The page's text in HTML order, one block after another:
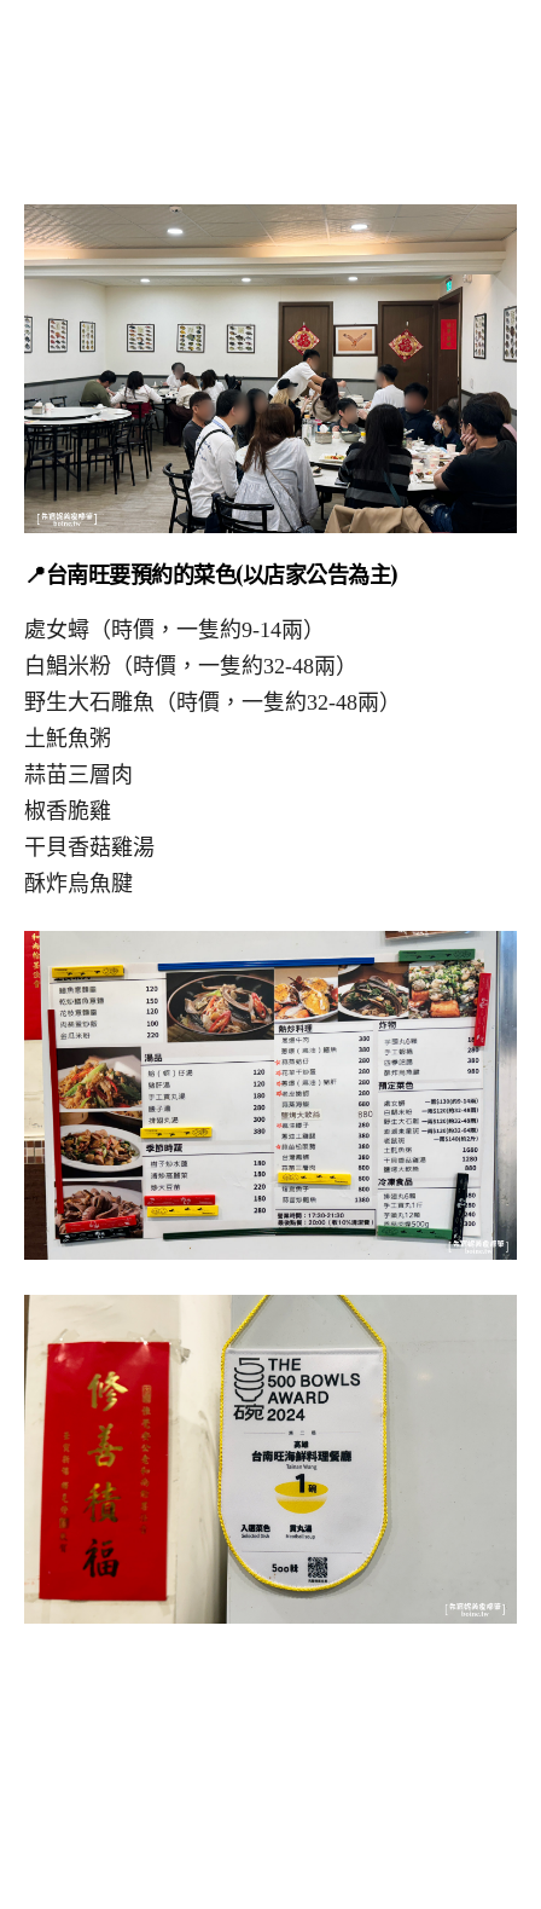
📍台南旺要預約的菜色(以店家公告為主)
處女蟳（時價，一隻約9-14兩）
白鯧米粉（時價，一隻約32-48兩）
野生大石雕魚（時價，一隻約32-48兩）
土魠魚粥
蒜苗三層肉
椒香脆雞
干貝香菇雞湯
酥炸烏魚腱